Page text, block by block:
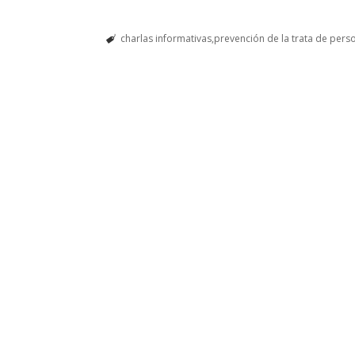
charlas informativas prevención de la trata de